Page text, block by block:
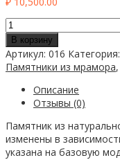
Количество
Памятник
мраморный
016
В корзину
Артикул: 016 Категория:
Памятники из мрамора,
Описание
Отзывы (0)
Памятник из
изменены в
указана на базовую